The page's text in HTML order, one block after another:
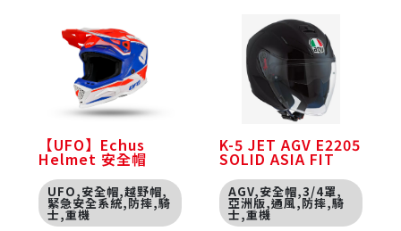
【UFO】Echus
Helmet 安全帽
UFO,安全帽,越野帽,
緊急安全系統,防摔,騎
士,重機
K-5 JET AGV E2205
SOLID ASIA FIT
AGV,安全帽,3/4罩,
亞洲版,通風,防摔,騎
士,重機